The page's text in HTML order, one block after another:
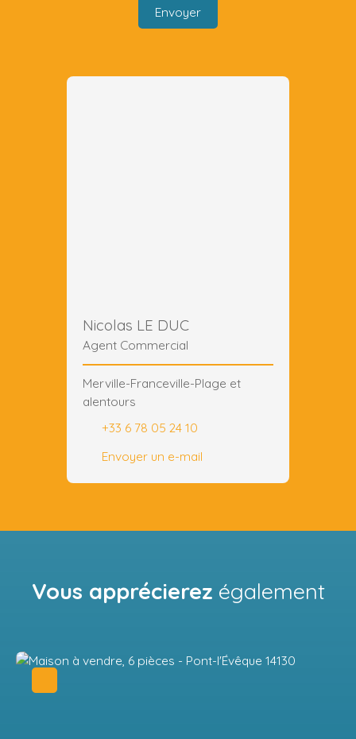
Envoyer
Nicolas LE DUC
Agent Commercial
Merville-Franceville-Plage et
alentours
+33 6 78 05 24 10
Envoyer un e-mail
Vous apprécierez également